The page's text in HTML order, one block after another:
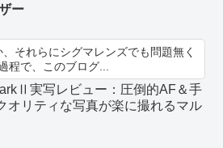
ー
それらにシグマレンズでも問題無く
程で、このブログ...
実写レビュー：圧倒的AF＆手
オリティな写真が楽に撮れるマル